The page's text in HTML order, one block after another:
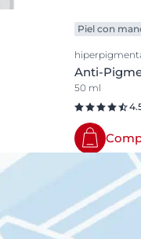
Piel con
Anti-
50 ml